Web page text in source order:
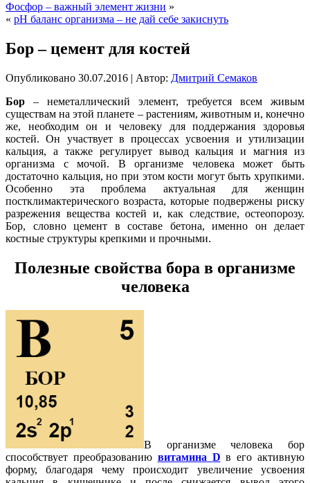
Фосфор – важный элемент жизни »
« pH баланс организма – не дай себе закиснуть
Бор – цемент для костей
Опубликовано 30.07.2016 | Автор: Дмитрий Семаков
Бор – неметаллический элемент, требуется всем живым
существам на этой планете – растениям, животным и, конечно
же, необходим он и человеку для поддержания здоровья
костей. Он участвует в процессах усвоения и утилизации
кальция, а также регулирует вывод кальция и магния из
организма с мочой. В организме человека может быть
достаточно кальция, но при этом кости могут быть хрупкими.
Особенно эта проблема актуальная для женщин
постклимактерического возраста, которые подвержены риску
разрежения вещества костей и, как следствие, остеопорозу.
Бор, словно цемент в составе бетона, именно он делает
костные структуры крепкими и прочными.
Полезные свойства бора в организме
человека
В организме человека бор
способствует преобразованию витамина D в его активную
форму, благодаря чему происходит увеличение усвоения